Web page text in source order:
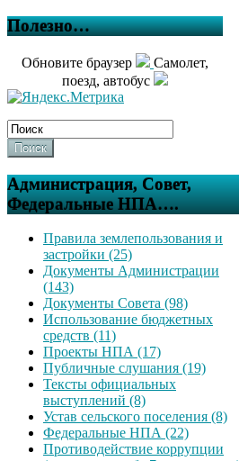
Полезно…
Обновите браузер
Самолет,
поезд, автобус
Поиск
Администрация, Совет,
Федеральные НПА….
Правила землепользования и
застройки (25)
Документы Администрации
(143)
Документы Совета (98)
Использование бюджетных
средств (11)
Проекты НПА (17)
Публичные слушания (19)
Тексты официальных
выступлений (8)
Устав сельского поселения (8)
Федеральные НПА (22)
Противодействие коррупции